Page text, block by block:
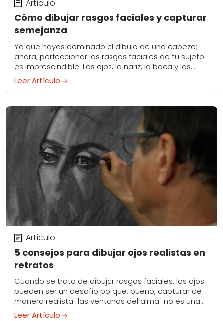
Cómo dibujar rasgos faciales y capturar
semejanza
Artículo
Ya que hayas dominado el dibujo de una cabeza;
ahora, perfeccionar los rasgos faciales de tu sujeto
es imprescindible. Los ojos, la nariz, la boca y los
oídos hacen que...
Leer Artículo
5 consejos para dibujar ojos realistas en
retratos
Artículo
Cuando se trata de dibujar rasgos faciales, los ojos
pueden ser un desafío porque, bueno, capturar de
manera realista "las ventanas del alma" no es una
tarea fácil. Y aunque...
Leer Artículo